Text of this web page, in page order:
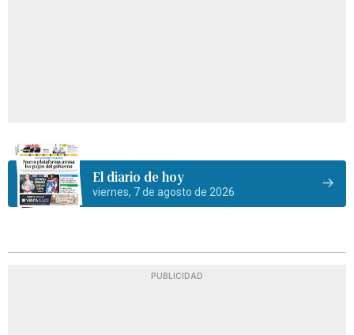
El diario de hoy
viernes, 7 de agosto de 2026
PUBLICIDAD